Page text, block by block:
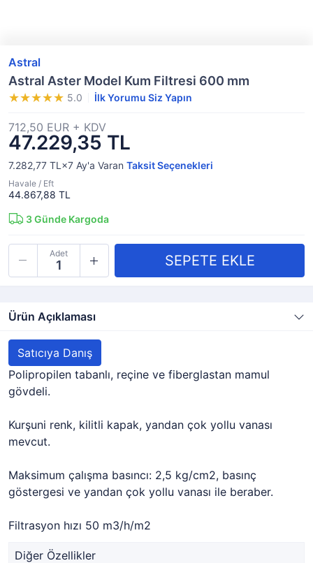
Astral
Astral Aster Model Kum Filtresi 600 mm
5.0 İlk Yorumu Siz Yapın
47.229,35 TL
712,50 EUR + KDV
7.282,77 TL×7 Ay'a Varan Taksit Seçenekleri
Havale / Eft
44.867,88 TL
3Günde Kargoda
Adet
Ürün Açıklaması
Satıcıya Danış
Polipropilen tabanlı, reçine ve fiberglastan mamul
gövdeli.
Kurşuni renk, kilitli kapak, yandan çok yollu vanası
mevcut.
Maksimum çalışma basıncı: 2,5 kg/cm2, basınç
göstergesi ve yandan çok yollu vanası ile beraber.
Filtrasyon hızı 50 m3/h/m2
Diğer Özellikler